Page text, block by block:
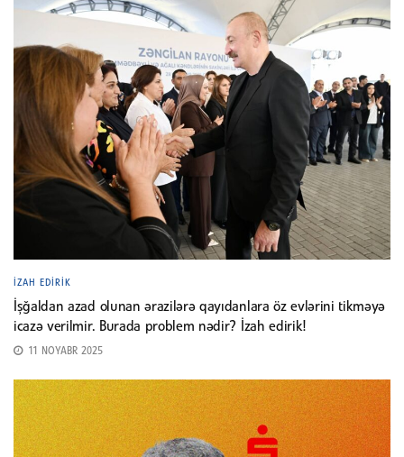
İZAH EDIRIK
İşğaldan azad olunan ərazilərə qayıdanlara öz evlərini tikməyə
icazə verilmir. Burada problem nədir? İzah edirik!
11 NOYABR 2025